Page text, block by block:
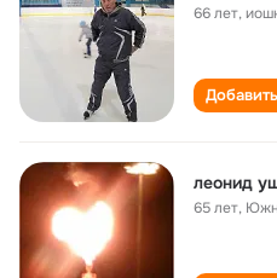
66 лет,
леонид
65 лет,